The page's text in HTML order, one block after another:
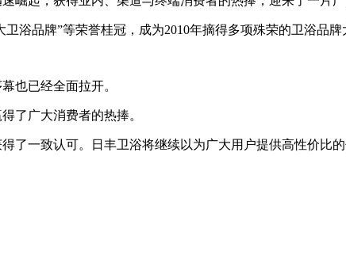
品牌”等荣誉桂冠，成为2010年摘得多项殊荣的卫浴品牌
也已经全面拉开。
了广大消费者的热捧。
一致认可。日丰卫浴将继续以为广大用户提供高性价比